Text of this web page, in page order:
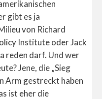
gibt es ja
von Richard
Institute oder Jack
reden darf. Und wer
Jene, die „Sieg
Arm gestreckt haben
ist eher die